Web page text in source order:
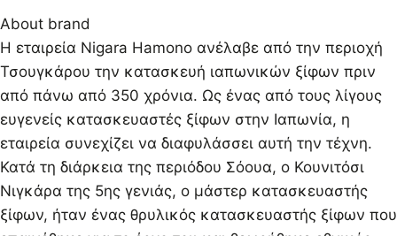
About brand
Η εταιρεία Nigara Hamono ανέλαβε από την περιοχή
Τσουγκάρου την κατασκευή ιαπωνικών ξίφων πριν
από πάνω από 350 χρόνια. Ως ένας από τους λίγους
ευγενείς κατασκευαστές ξίφων στην Ιαπωνία, η
εταιρεία συνεχίζει να διαφυλάσσει αυτή την τέχνη.
Κατά τη διάρκεια της περιόδου Σόουα, ο Κουνιτόσι
Νιγκάρα της 5ης γενιάς, ο μάστερ κατασκευαστής
ξίφων, ήταν ένας θρυλικός κατασκευαστής ξίφων που